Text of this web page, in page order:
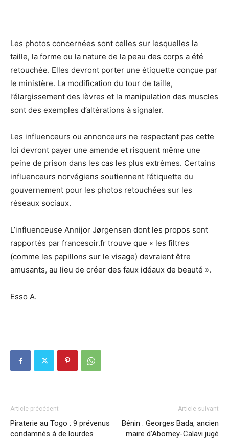
Les photos concernées sont celles sur lesquelles la
taille, la forme ou la nature de la peau des corps a été
retouchée. Elles devront porter une étiquette conçue par
le ministère. La modification du tour de taille,
l’élargissement des lèvres et la manipulation des muscles
sont des exemples d’altérations à signaler.
Les influenceurs ou annonceurs ne respectant pas cette
loi devront payer une amende et risquent même une
peine de prison dans les cas les plus extrêmes. Certains
influenceurs norvégiens soutiennent l’étiquette du
gouvernement pour les photos retouchées sur les
réseaux sociaux.
L’influenceuse Annijor Jørgensen dont les propos sont
rapportés par francesoir.fr trouve que « les filtres
(comme les papillons sur le visage) devraient être
amusants, au lieu de créer des faux idéaux de beauté ».
Esso A.
Article précédent
Piraterie au Togo : 9 prévenus
condamnés à de lourdes
Article suivant
Bénin : Georges Bada, ancien
maire d’Abomey-Calavi jugé